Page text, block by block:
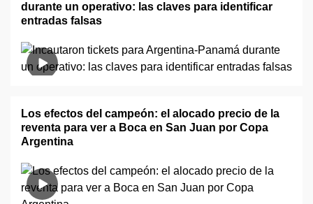
durante un operativo: las claves para identificar
entradas falsas
Los efectos del campeón: el alocado precio de la
reventa para ver a Boca en San Juan por Copa
Argentina